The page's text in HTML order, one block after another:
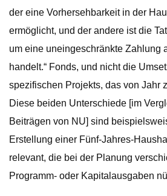
der eine Vorhersehbarkeit in der
ermöglicht, und der andere ist die
um eine uneingeschränkte Zahlung
handelt.“ Fonds, und nicht die
spezifischen Projekts, das von Jahr
Diese beiden Unterschiede [im
Beiträgen von NU] sind
Erstellung einer Fünf-Jahres-
relevant, die bei der Planung
Programm- oder Kapitalausgaben